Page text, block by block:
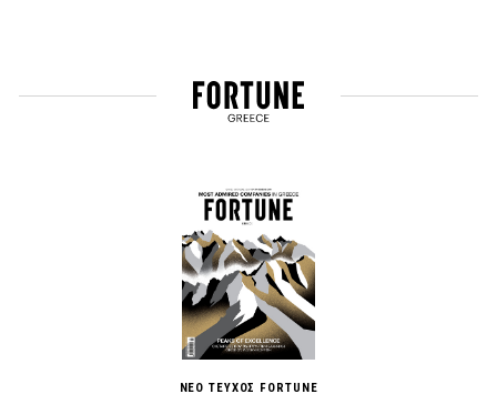
ΝΕΟ ΤΕΥΧΟΣ FORTUNE